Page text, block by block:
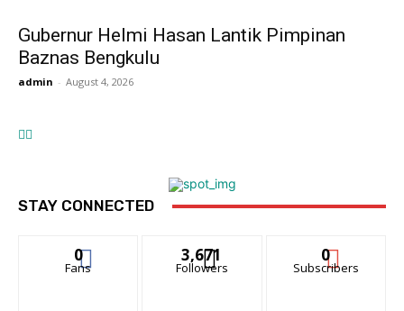
Gubernur Helmi Hasan Lantik Pimpinan
Baznas Bengkulu
admin - August 4, 2026
STAY CONNECTED
0
Fans
3,671
Followers
0
Subscribers